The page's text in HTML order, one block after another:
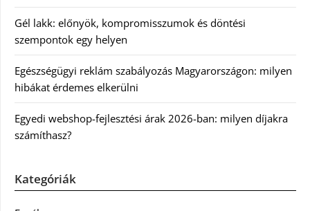
Gél lakk: előnyök, kompromisszumok és döntési
szempontok egy helyen
Egészségügyi reklám szabályozás Magyarországon: milyen
hibákat érdemes elkerülni
Egyedi webshop-fejlesztési árak 2026-ban: milyen díjakra
számíthasz?
Kategóriák